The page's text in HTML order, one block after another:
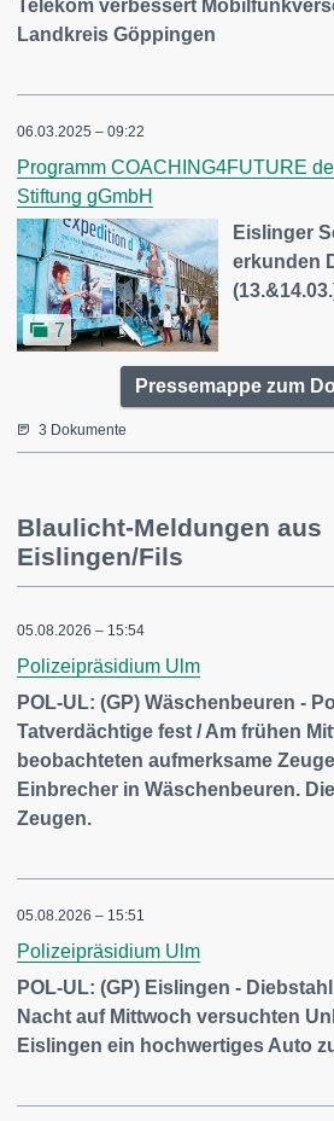
Telekom verbessert
Landkreis Göppingen
06.03.2025 – 09:22
Programm COACHING4FUTURE
Stiftung gGmbH
7
Eislinger
erkunden
Pressemappe zum
3 Dokumente
Blaulicht-Meldungen aus
Eislingen/Fils
05.08.2026 – 15:54
Polizeipräsidium Ulm
POL-UL: (GP) Wäschenbeuren -
Tatverdächtige fest / Am frühen
beobachteten aufmerksame
Einbrecher in Wäschenbeuren.
Zeugen.
05.08.2026 – 15:51
Polizeipräsidium Ulm
POL-UL: (GP) Eislingen -
Nacht auf Mittwoch versuchten
Eislingen ein hochwertiges Auto